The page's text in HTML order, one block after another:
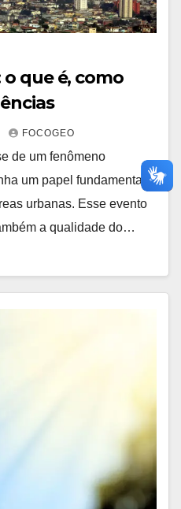
o que é, como
FOCOGEO
de um fenômeno
um papel fundamental
urbanas. Esse evento
a qualidade do…